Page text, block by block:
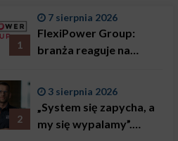
1
7 sierpnia 2026
FlexiPower Group:
branża reaguje na
2
3 sierpnia 2026
„System się zapycha, a
my się wypalamy”.